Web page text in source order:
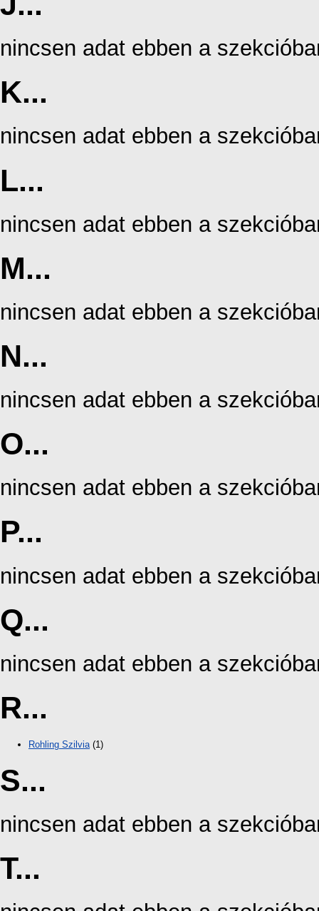
nincsen adat ebben a
K...
nincsen adat ebben a
L...
nincsen adat ebben a
M...
nincsen adat ebben a
N...
nincsen adat ebben a
O...
nincsen adat ebben a
P...
nincsen adat ebben a
Q...
nincsen adat ebben a
R...
Rohling Szilvia (1)
S...
nincsen adat ebben a
T...